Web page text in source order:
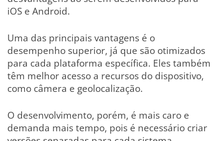
iOS e Android.
Uma das principais vantagens é o
desempenho superior, já que são otimizados
para cada plataforma específica. Eles também
têm melhor acesso a recursos do dispositivo,
como câmera e geolocalização.
O desenvolvimento, porém, é mais caro e
demanda mais tempo, pois é necessário criar